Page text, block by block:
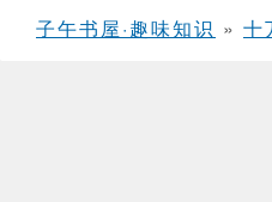
子午书屋·趣味知识 » 十